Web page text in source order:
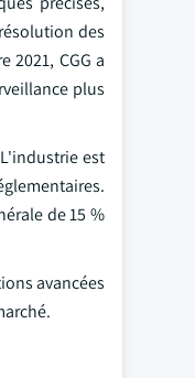
des
CGG a
plus
est
de 15 %
avancées